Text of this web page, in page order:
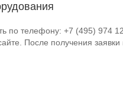
по телефону: +7 (495) 974
После получения